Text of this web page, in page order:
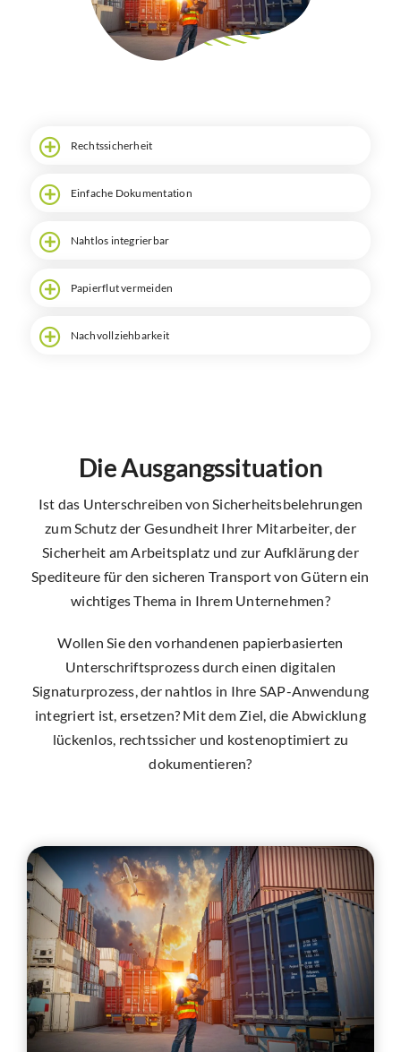
Suche
Rechtssicherheit
Einfache Dokumentation
Nahtlos integrierbar
Papierflut vermeiden
Nachvollziehbarkeit
Die Ausgangssituation
Ist das Unterschreiben von Sicherheitsbelehrungen
zum Schutz der Gesundheit Ihrer Mitarbeiter, der
Sicherheit am Arbeitsplatz und zur Aufklärung der
Spediteure für den sicheren Transport von Gütern ein
wichtiges Thema in Ihrem Unternehmen?
Wollen Sie den vorhandenen papierbasierten
Unterschriftsprozess durch einen digitalen
Signaturprozess, der nahtlos in Ihre SAP-Anwendung
integriert ist, ersetzen? Mit dem Ziel, die Abwicklung
lückenlos, rechtssicher und kostenoptimiert zu
dokumentieren?